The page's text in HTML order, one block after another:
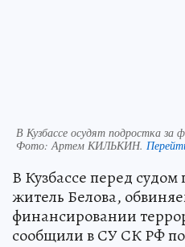
В Кузбассе осудят подростка за
Фото:Артем КИЛЬКИН.
В Кузбассе перед
житель Белова,
финансировании
сообщили в СУ СК РФ